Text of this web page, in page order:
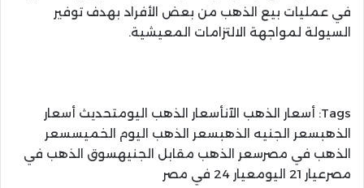
في عمليات بيع الذهب من بعض الأفراد بهدف توفير
السيولة لمواجهة الالتزامات المعيشية.
Tags: أسعار الذهب الآنأسعار الذهب اليومتحديث أسعار
الذهبسعر الجنيه الذهبسعر الذهب اليوم الخميسسعر
الذهب في مصرسعر الذهب مقابل الجنيهسوق الذهب في
مصرعيار 21 اليومعيار 24 في مصر